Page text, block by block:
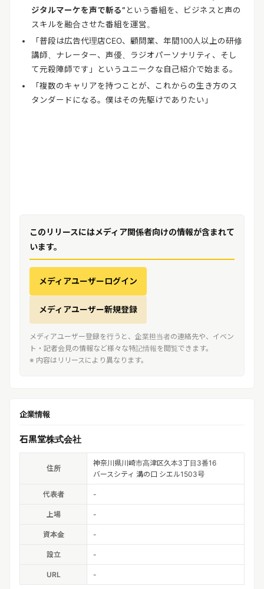
ジタルマーケを声で斬る” という番組を、ビジネスと声の
スキルを融合させた番組を運営。
「普段は広告代理店CEO、顧問業、年間100人以上の研修
講師、ナレーター、声優、ラジオパーソナリティ、そし
て元殺陣師です」というユニークな自己紹介で始まる。
「複数のキャリアを持つことが、これからの生き方のス
タンダードになる。僕はその先駆けでありたい」
このリリースにはメディア関係者向けの情報が含まれて
います。
メディアユーザーログイン
メディアユーザー新規登録
メディアユーザー登録を行うと、企業担当者の連絡先や、イベン
ト・記者会見の情報など様々な特記情報を閲覧できます。
※ 内容はリリースにより異なります。
企業情報
石黒堂株式会社
住所
神奈川県川崎市高津区久本3丁目3番16
バースシティ 溝の口 シエル1503号
代表者 -
上場 -
資本金 -
設立 -
URL -